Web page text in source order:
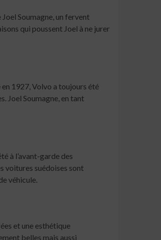
Soumagne, un fervent
qui poussent Joel à ne jurer
1927, Volvo a toujours été
Joel Soumagne, en tant
à l’avant-garde des
voitures suédoises sont
véhicule.
et une esthétique
belles mais aussi